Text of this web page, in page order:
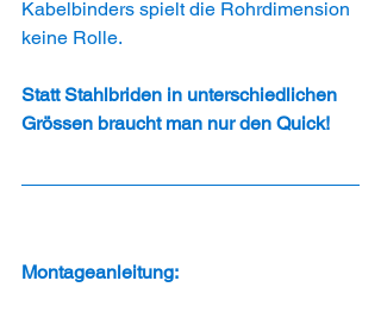
Kabelbinders spielt die Rohrdimension
keine Rolle.
Statt Stahlbriden in unterschiedlichen
Grössen braucht man nur den Quick!
Montageanleitung: